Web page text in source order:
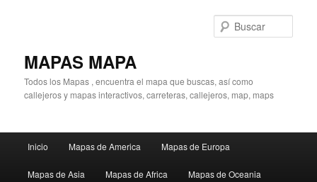
MAPAS MAPA
Todos los Mapas , encuentra el mapa que buscas, así como
callejeros y mapas interactivos, carreteras, callejeros, map, maps
principal
Inicio Mapas de America Mapas de Europa
Mapas de Asia Mapas de Africa Mapas de Oceania